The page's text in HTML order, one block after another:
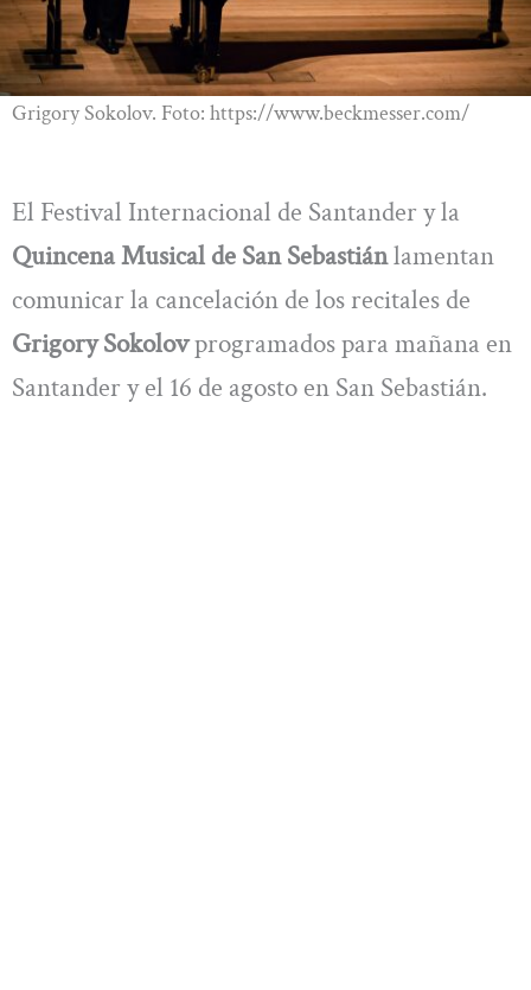
Grigory Sokolov. Foto: https://www.beckmesser.com/
El Festival Internacional de Santander y la
Quincena Musical de San Sebastiánlamentan
comunicar la cancelación de los recitales de
Grigory Sokolovprogramados para mañana en
Santander y el 16 de agosto en San Sebastián.